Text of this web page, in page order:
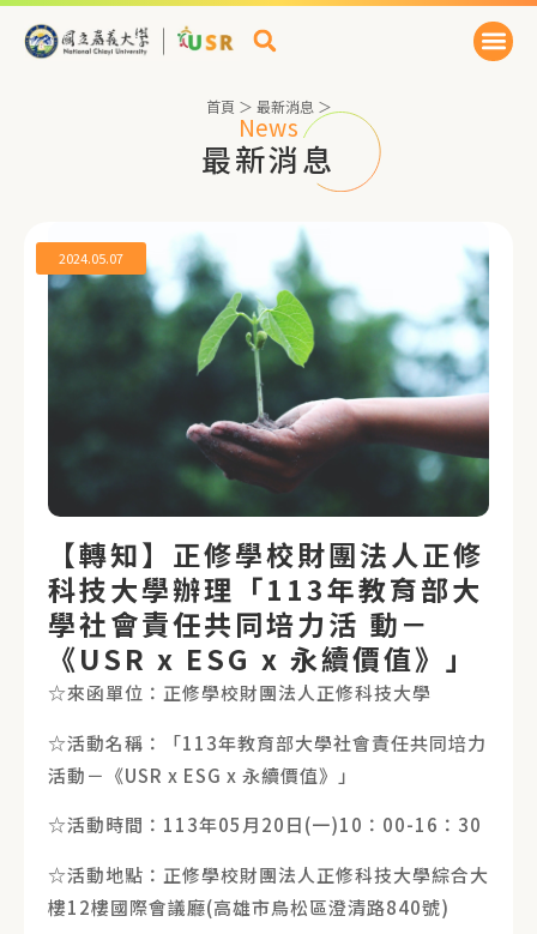
News
最新消息
首頁 ＞ 最新消息 ＞
2024.05.07
【轉知】正修學校財團法人正修
科技大學辦理「113年教育部大
學社會責任共同培力活 動－
《USR x ESG x 永續價值》」
☆來函單位：正修學校財團法人正修科技大學
☆活動名稱：「113年教育部大學社會責任共同培力
活動－《USR x ESG x 永續價值》」
☆活動時間：113年05月20日(一)10：00-16：30
☆活動地點：正修學校財團法人正修科技大學綜合大
樓12樓國際會議廳(高雄市鳥松區澄清路840號)